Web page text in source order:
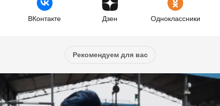
ВКонтакте Дзен Одноклассники
Рекомендуем для вас